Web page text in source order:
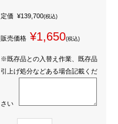
定価 ¥139,700(税込)
販売価格 ¥1,650(税込)
※既存品との入替え作業、既存品
引上げ処分などある場合記載くだ
さい